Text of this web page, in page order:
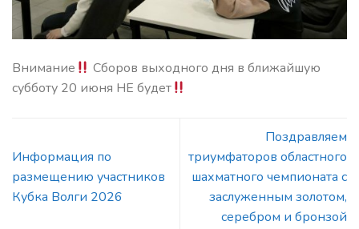
Внимание
Сборов выходного дня в ближайшую
субботу 20 июня НЕ будет
Информация по
размещению участников
Кубка Волги 2026
Поздравляем
триумфаторов областного
шахматного чемпионата с
заслуженным золотом,
серебром и бронзой